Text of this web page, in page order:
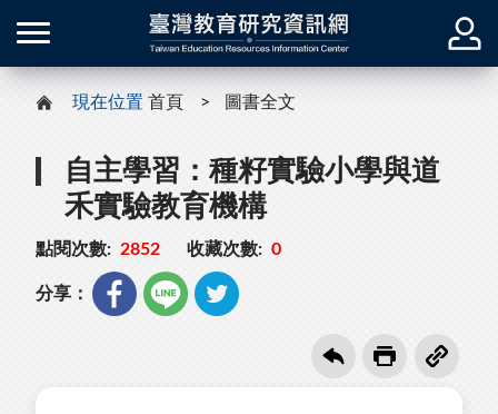
現在位置 首頁 圖書全文
自主學習：種籽實驗小學與道
禾實驗教育機構
點閱次數: 2852 收藏次數: 0
分享：